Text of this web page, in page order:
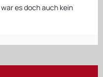
es doch auch kein